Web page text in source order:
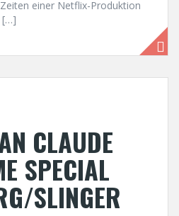
einer Netflix-Produktion
[…]
CLAUDE
SPECIAL
SLINGER